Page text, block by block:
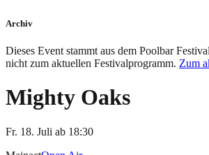
Archiv
Dieses Event stammt aus dem Poolbar Festival
nicht zum aktuellen Festivalprogramm. Zum
Mighty Oaks
Fr. 18. Juli ab 18:30